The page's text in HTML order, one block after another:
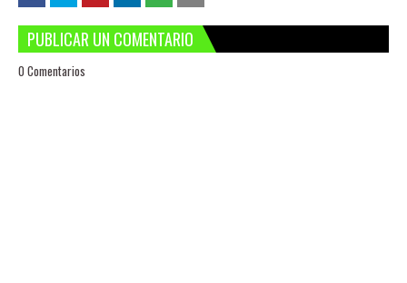
PUBLICAR UN COMENTARIO
0 Comentarios